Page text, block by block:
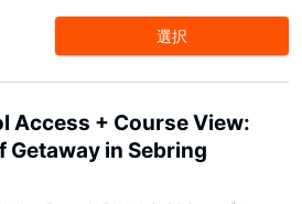
選択
Access + Course View:
Getaway in Sebring